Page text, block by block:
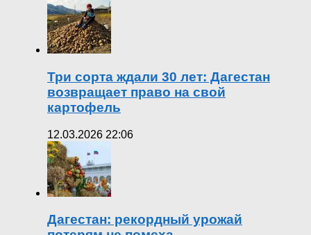
Три сорта ждали 30 лет: Дагестан
возвращает право на свой
картофель
12.03.2026 22:06
Дагестан: рекордный урожай